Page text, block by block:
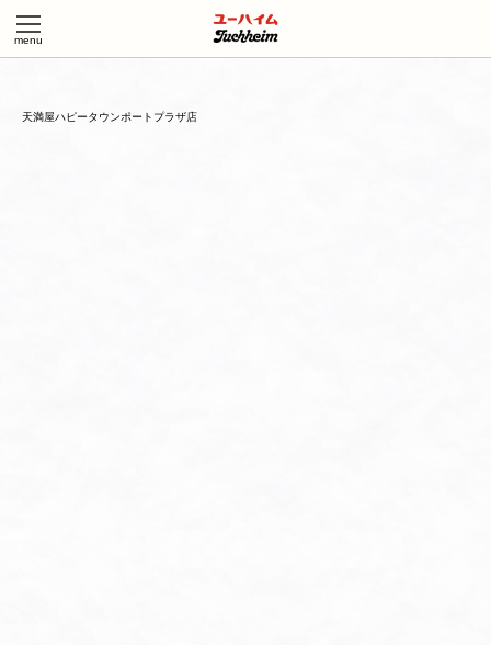
天満屋ハピータウンポートプラザ店